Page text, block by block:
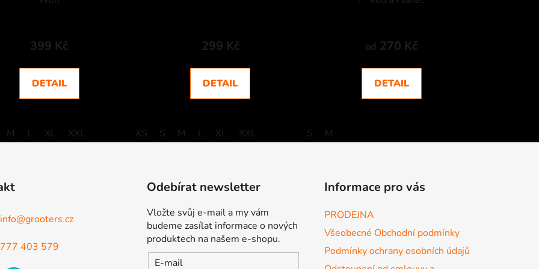
399 Kč
DETAIL
M L XL XXL
299 Kč
DETAIL
XS S M L XL XXL
od 270 Kč
DETAIL
S M
info@grooters.cz
777 403 579
Odebírat newsletter
Vložte svůj e-mail a my vám
budeme zasílat informace o nových
produktech na našem e-shopu.
E-mail
Informace pro vás
PRODEJNA
Všeobecné Obchodní podmínky
Podmínky ochrany osobních údajů